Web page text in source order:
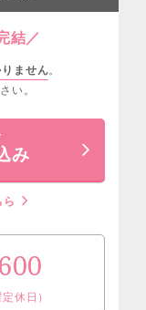
結／
ません。
い。
み
ら
休日）